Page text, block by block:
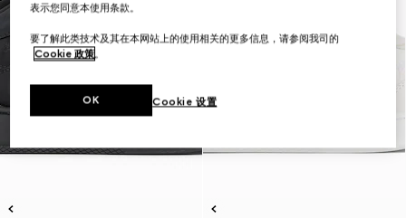
表示您同意本使用条款。
要了解此类技术及其在本网站上的使用相关的更多信息，请参阅我司的
Cookie 政策。
Cookie 设置
OK